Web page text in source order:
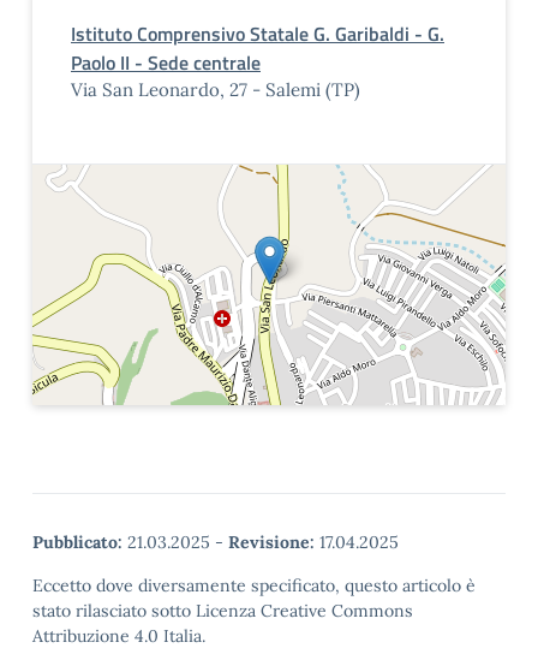
Istituto Comprensivo Statale G. Garibaldi - G.
Paolo II - Sede centrale
Via San Leonardo, 27 - Salemi (TP)
Pubblicato: 21.03.2025 - Revisione: 17.04.2025
Eccetto dove diversamente specificato, questo articolo è
stato rilasciato sotto Licenza Creative Commons
Attribuzione 4.0 Italia.